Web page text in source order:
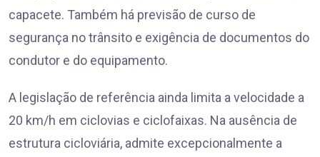
capacete. Também há previsão de curso de
segurança no trânsito e exigência de documentos do
condutor e do equipamento.
A legislação de referência ainda limita a velocidade a
20 km/h em ciclovias e ciclofaixas. Na ausência de
estrutura cicloviária, admite excepcionalmente a